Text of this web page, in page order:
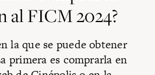
al FICM 2024?
la que se puede obtener
primera es comprarla en